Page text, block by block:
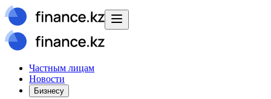
Частным лицам
Новости
Бизнесу